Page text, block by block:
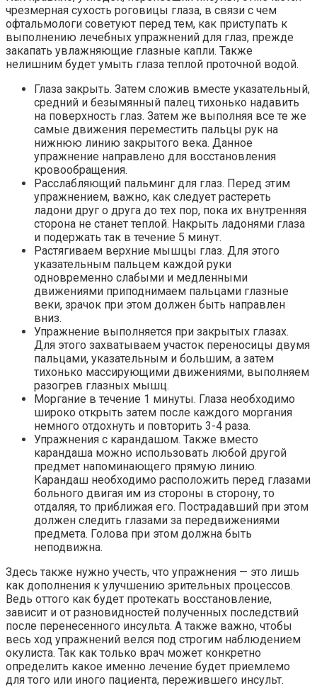
чрезмерная сухость роговицы глаза, в связи с чем
офтальмологи советуют перед тем, как приступать к
выполнению лечебных упражнений для глаз, прежде
закапать увлажняющие глазные капли. Также
нелишним будет умыть глаза теплой проточной водой.
Глаза закрыть. Затем сложив вместе указательный,
средний и безымянный палец тихонько надавить
на поверхность глаз. Затем же выполняя все те же
самые движения переместить пальцы рук на
нижнюю линию закрытого века. Данное
упражнение направлено для восстановления
кровообращения.
Расслабляющий пальминг для глаз. Перед этим
упражнением, важно, как следует растереть
ладони друг о друга до тех пор, пока их внутренняя
сторона не станет теплой. Накрыть ладонями глаза
и подержать так в течение 5 минут.
Растягиваем верхние мышцы глаз. Для этого
указательным пальцем каждой руки
одновременно слабыми и медленными
движениями приподнимаем пальцами глазные
веки, зрачок при этом должен быть направлен
вниз.
Упражнение выполняется при закрытых глазах.
Для этого захватываем участок переносицы двумя
пальцами, указательным и большим, а затем
тихонько массирующими движениями, выполняем
разогрев глазных мышц.
Моргание в течение 1 минуты. Глаза необходимо
широко открыть затем после каждого моргания
немного отдохнуть и повторить 3-4 раза.
Упражнения с карандашом. Также вместо
карандаша можно использовать любой другой
предмет напоминающего прямую линию.
Карандаш необходимо расположить перед глазами
больного двигая им из стороны в сторону, то
отдаляя, то приближая его. Пострадавший при этом
должен следить глазами за передвижениями
предмета. Голова при этом должна быть
неподвижна.
Здесь также нужно учесть, что упражнения — это лишь
как дополнения к улучшению зрительных процессов.
Ведь оттого как будет протекать восстановление,
зависит и от разновидностей полученных последствий
после перенесенного инсульта. А также важно, чтобы
весь ход упражнений велся под строгим наблюдением
окулиста. Так как только врач может конкретно
определить какое именно лечение будет приемлемо
для того или иного пациента, пережившего инсульт.